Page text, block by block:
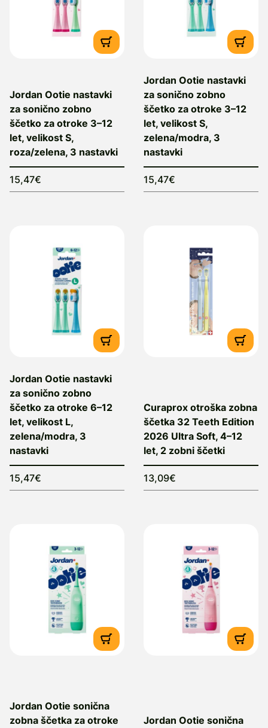
Jordan Ootie nastavki
za sonično zobno
ščetko za otroke 3–12
let, velikost S,
roza/zelena, 3 nastavki
15,47€
Jordan Ootie nastavki
za sonično zobno
ščetko za otroke 3–12
let, velikost S,
zelena/modra, 3
nastavki
15,47€
Jordan Ootie nastavki
za sonično zobno
ščetko za otroke 6–12
let, velikost L,
zelena/modra, 3
nastavki
15,47€
Curaprox otroška zobna
ščetka 32 Teeth Edition
2026 Ultra Soft, 4–12
let, 2 zobni ščetki
13,09€
Jordan Ootie sonična
zobna ščetka za otroke
Jordan Ootie sonična